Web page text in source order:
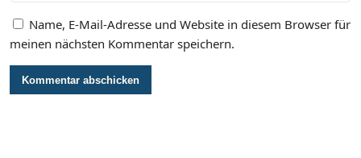
Name, E-Mail-Adresse und Website in diesem Browser für
meinen nächsten Kommentar speichern.